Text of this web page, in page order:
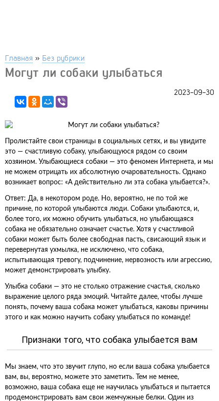
Главная » Без рубрики
Могут ли собаки улыбаться
2023-09-30
Пролистайте свои страницы в социальных сетях, и вы увидите
это — счастливую собаку, улыбающуюся рядом со своим
хозяином. Улыбающиеся собаки — это феномен Интернета, и мы
не можем отрицать их абсолютную очаровательность. Однако
возникает вопрос: «А действительно ли эта собака улыбается?».
Ответ: Да, в некотором роде. Но, вероятно, не по той же
причине, по которой улыбаются люди. Собаки улыбаются, и,
более того, их можно обучить улыбаться, но улыбающаяся
собака не обязательно означает счастье. Хотя у счастливой
собаки может быть более свободная пасть, свисающий язык и
перевернутая ухмылка, не исключено, что собака,
испытывающая тревогу, подчинение, нервозность или агрессию,
может демонстрировать улыбку.
Улыбка собаки — это не столько отражение счастья, сколько
выражение целого ряда эмоций. Читайте далее, чтобы лучше
понять, почему ваша собака может улыбаться, каковы причины
этого и как можно научить собаку улыбаться по команде!
Признаки того, что собака улыбается вам
Мы знаем, что это звучит глупо, но если ваша собака улыбается
вам, вы, вероятно, можете это заметить. Тем не менее,
возможно, ваша собака еще не научилась улыбаться и пытается
продемонстрировать вам свои жемчужные белки. Один из